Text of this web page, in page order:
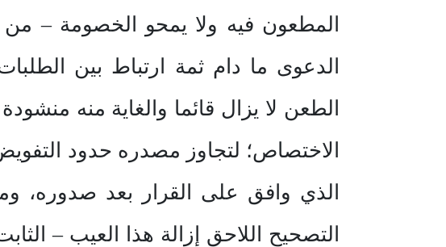
المطعون فيه ولا يمحو الخصومة – من
الدعوى ما دام ثمة ارتباط بين
الطعن لا يزال قائما والغاية منه
الاختصاص؛ لتجاوز مصدره حدود
الذي وافق على القرار بعد صدوره،
التصحيح اللاحق إزالة هذا العيب –